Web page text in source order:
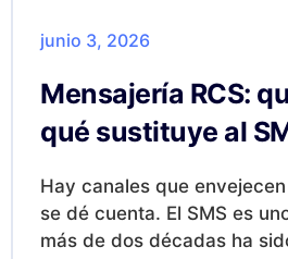
junio 3, 2026
Mensajería RCS:
qué sustituye al
Hay canales que
se dé cuenta. El SMS es
más de dos décadas ha